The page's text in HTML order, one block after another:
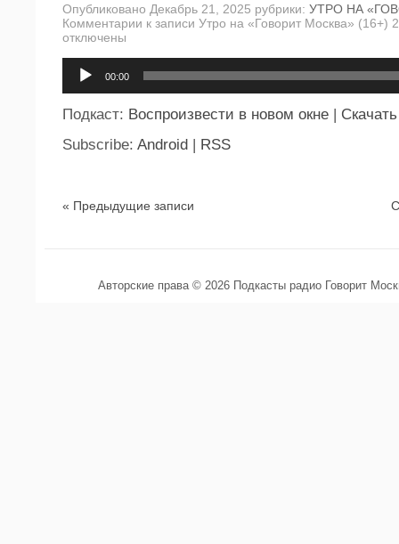
Опубликовано Декабрь 21, 2025 рубрики: УТРО НА
Комментарии к записи Утро на «Говорит Москва» (16+)
отключены
00:00
Подкаст: Воспроизвести в новом окне | Скачать
Subscribe: Android | RSS
« Предыдущие записи
Авторские права © 2026 Подкасты радио Говорит